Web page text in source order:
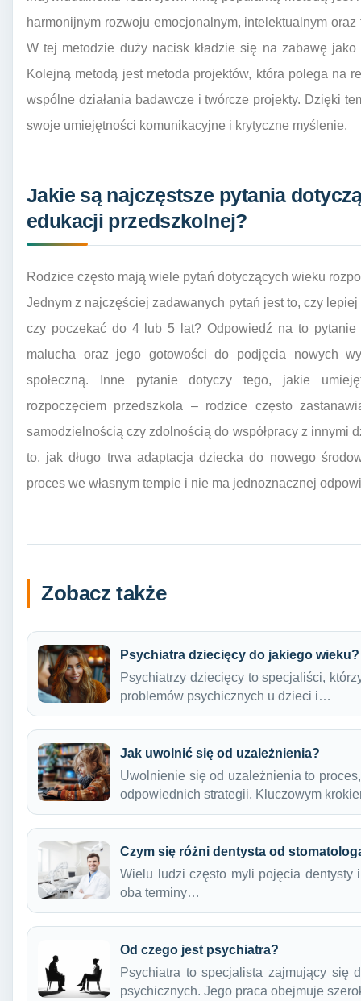
harmonijnym rozwoju emocjonalnym, intelektualnym
W tej metodzie duży nacisk kładzie się na zabawę
Kolejną metodą jest metoda projektów, która polega na
wspólne działania badawcze i twórcze projekty. Dzięki
swoje umiejętności komunikacyjne i krytyczne myślenie.
Jakie są najczęstsze pytania
edukacji przedszkolnej?
Rodzice często mają wiele pytań dotyczących wieku
Jednym z najczęściej zadawanych pytań jest to, czy
czy poczekać do 4 lub 5 lat? Odpowiedź na to
malucha oraz jego gotowości do podjęcia nowych
społeczną. Inne pytanie dotyczy tego, jakie
rozpoczęciem przedszkola – rodzice często
samodzielnością czy zdolnością do współpracy z innymi
to, jak długo trwa adaptacja dziecka do nowego
proces we własnym tempie i nie ma jednoznacznej
Zobacz także
Psychiatra dziecięcy do jakiego wieku?
Psychiatrzy dziecięcy to specjaliści,
problemów psychicznych u dzieci i…
Jak uwolnić się od uzależnienia?
Uwolnienie się od uzależnienia to
odpowiednich strategii. Kluczowym
Czym się różni dentysta od
Wielu ludzi często myli pojęcia dentysty
oba terminy…
Od czego jest psychiatra?
Psychiatra to specjalista zajmujący się
psychicznych. Jego praca obejmuje